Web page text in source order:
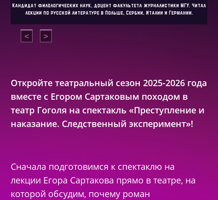
Откройте театральный сезон 2025-2026 года
вместе с Егором Сартаковым походом в
театр Гоголя на спектакль «Преступление и
наказание. Следственный эксперимент»!
Сначала подготовимся к спектаклю на
лекции Егора Сартакова прямо в театре, на
которой обсудим, почему роман
Кандидат филологических наук, доцент факультета журналистики МГУ. Читал
лекции по русской литературе в Польше, Сербии, Италии и Германии.